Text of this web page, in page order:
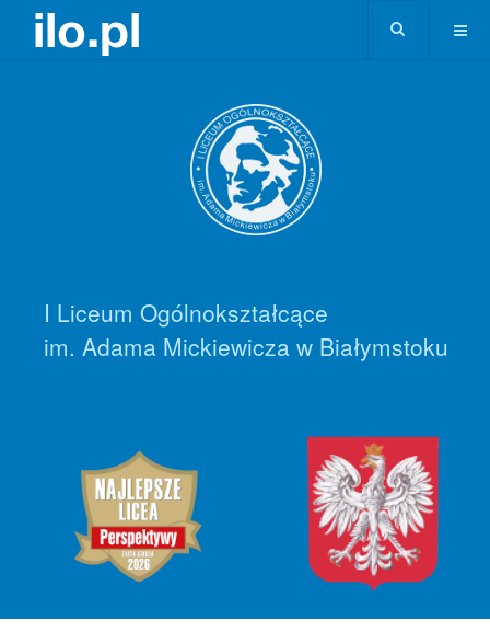
I Liceum Ogólnokształcące
im. Adama Mickiewicza w Białymstoku